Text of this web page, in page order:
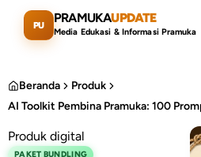
Lewati ke konten utama
PU PRAMUKAUPDATE
Media Edukasi & Informasi Pramuka
Cari artikel
Beranda
Produk
AI Toolkit Pembina Pramuka: 100
Produk digital
PAKET BUNDLING